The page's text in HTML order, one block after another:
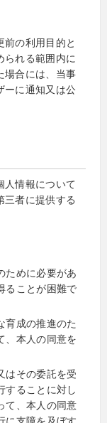
前の利用目的と
られる範囲内に
場合には、当事
ーに通知又は公
人情報について
三者に提供する
ために必要があ
ることが困難で
育成の推進のた
、本人の同意を
はその委託を受
することに対し
て、本人の同意